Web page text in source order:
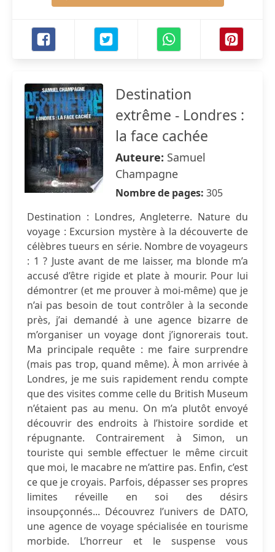
Destination
extrême - Londres :
la face cachée
Auteure: Samuel
Champagne
Nombre de pages: 305
Destination : Londres, Angleterre. Nature du
voyage : Excursion mystère à la découverte de
célèbres tueurs en série. Nombre de voyageurs
: 1 ? Juste avant de me laisser, ma blonde m’a
accusé d’être rigide et plate à mourir. Pour lui
démontrer (et me prouver à moi-même) que je
n’ai pas besoin de tout contrôler à la seconde
près, j’ai demandé à une agence bizarre de
m’organiser un voyage dont j’ignorerais tout.
Ma principale requête : me faire surprendre
(mais pas trop, quand même). À mon arrivée à
Londres, je me suis rapidement rendu compte
que des visites comme celle du British Museum
n’étaient pas au menu. On m’a plutôt envoyé
découvrir des endroits à l’histoire sordide et
répugnante. Contrairement à Simon, un
touriste qui semble effectuer le même circuit
que moi, le macabre ne m’attire pas. Enfin, c’est
ce que je croyais. Parfois, dépasser ses propres
limites réveille en soi des désirs
insoupçonnés... Découvrez l’univers de DATO,
une agence de voyage spécialisée en tourisme
morbide. L’horreur et le suspense vous